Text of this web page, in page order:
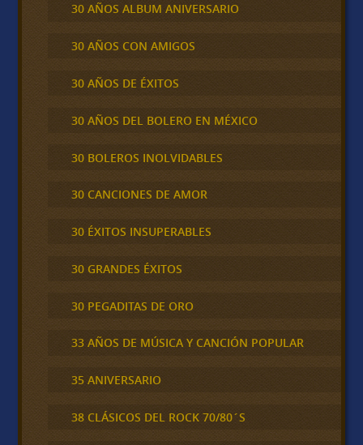
30 AÑOS ALBUM ANIVERSARIO
30 AÑOS CON AMIGOS
30 AÑOS DE ÉXITOS
30 AÑOS DEL BOLERO EN MÉXICO
30 BOLEROS INOLVIDABLES
30 CANCIONES DE AMOR
30 ÉXITOS INSUPERABLES
30 GRANDES ÉXITOS
30 PEGADITAS DE ORO
33 AÑOS DE MÚSICA Y CANCIÓN POPULAR
35 ANIVERSARIO
38 CLÁSICOS DEL ROCK 70/80´S